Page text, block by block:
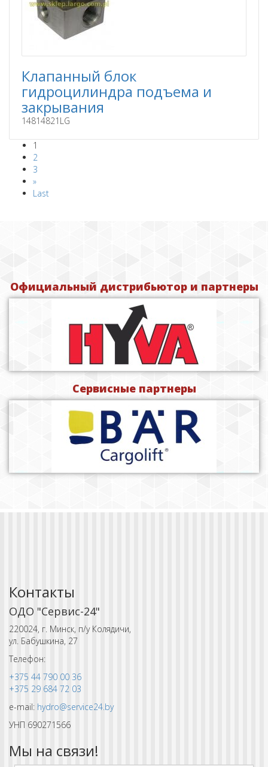
Клапанный блок
гидроцилиндра подъема и
закрывания
14814821LG
1
2
3
»
Last
Официальный дистрибьютор и партнеры
Сервисные партнеры
Контакты
ОДО "Сервис-24"
220024, г. Минск, п/у Колядичи,
ул. Бабушкина, 27
Телефон:
+375 44 790 00 36
+375 29 684 72 03
e-mail: hydro@service24.by
УНП 690271566
Мы на связи!